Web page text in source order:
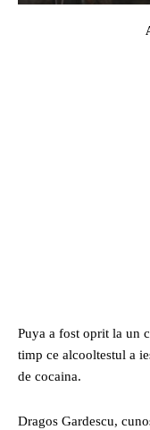
Puya a fost oprit la un
timp ce alcooltestul a
de cocaina.
Dragos Gardescu,